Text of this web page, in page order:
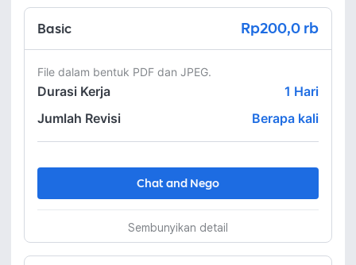
Basic Rp200,0 rb
File dalam bentuk PDF dan JPEG.
Durasi Kerja 1 Hari
Jumlah Revisi
Berapa kali
Chat and Nego
Sembunyikan detail